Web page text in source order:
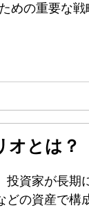
の重要な戦
オとは？
投資家が長
どの資産で